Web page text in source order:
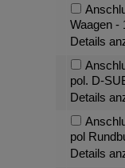
Waagen -
Details
pol. D-
Details
pol
Details